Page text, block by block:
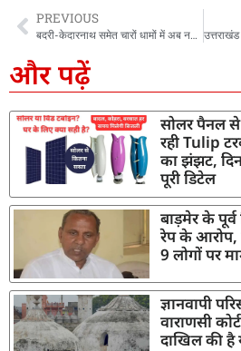
PREVIOUS
बदरी-केदारनाथ समेत चारों धामों में अब नहीं ले जा सकेंगे फोन, रील-ब्लॉग से बढ़ते विवादों पर सख्ती
और पढ़ें
सोलर पैनल से
रही Tulip
का झंझट,
पूरी डिटेल
बाड़मेर के
रेप के आरोप,
9 लोगों पर
ज्ञानवापी
वाराणसी
दाखिल की है